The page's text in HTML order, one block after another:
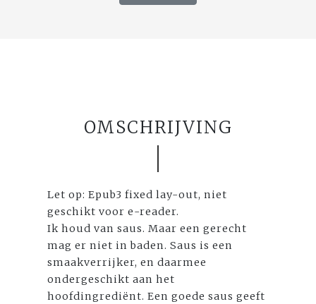
OMSCHRIJVING
Let op: Epub3 fixed lay-out, niet
geschikt voor e-reader.
Ik houd van saus. Maar een gerecht
mag er niet in baden. Saus is een
smaakverrijker, en daarmee
ondergeschikt aan het
hoofdingrediënt. Een goede saus geeft